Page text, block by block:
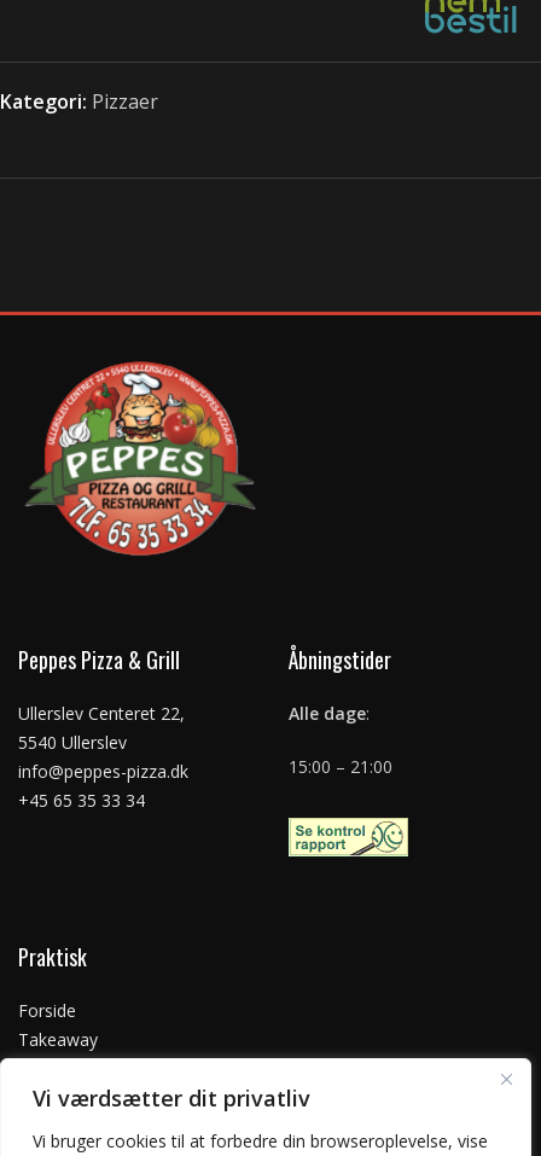
Vi værdsætter dit privatliv
Vi bruger cookies til at forbedre din browseroplevelse, vise
Kategori: Pizzaer
Peppes Pizza & Grill
Ullerslev Centeret 22,
5540 Ullerslev
info@peppes-pizza.dk
+45 65 35 33 34
Åbningstider
Alle dage:
15:00 – 21:00
Praktisk
Forside
Takeaway
Handelsbetingelser